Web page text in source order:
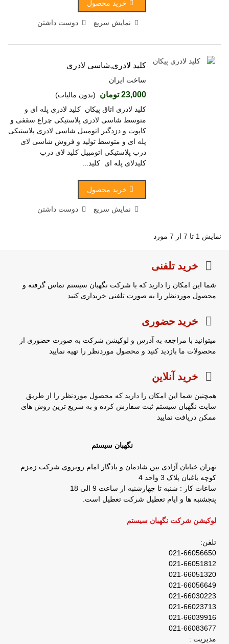
خرید محصول
نمایش سریع دوست داشتن
کلید لادری,شاسی لادری
ساخت ایران
23,000 تومان
(بدون مالیات)
کلید لادری اتاق پیکان کلید لادری پله ای و
متوسط شاسی لادری پلاستیکی چراغ سقفی و
کاپوت و دزدگیر اتومبیل شاسی لادری پلاستیکی
پله ای و متوسط تولید و فروش شاسی لای
درب پلاستیکی اتومبیل کلید لای درب
کلیدلای پله ای کلید...
خرید محصول
نمایش سریع دوست داشتن
نمایش 1 تا 7 از 7 مورد
خرید تلفنی
شما این امکان را دارید که با شرکت نگهبان سیستم تماس گرفته و
محصول موردنظر را به صورت تلفنی خریداری کنید
خرید حضوری
میتوانید با مراجعه به آدرس و لوکیشن شرکت به صورت حضوری از
محصولات ما بازدید کنید و محصول موردنظر را تهیه نمایید
خرید آنلاین
همچنین شما این امکان را دارید که محصول موردنظر را از طریق
سایت نگهبان سیستم ثبت سفارش کرده و به سریع ترین روش های
ممکن دریافت نمایید
نگهبان سیستم
تهران خیابان آزادی بین شادمان و یادگار امام روبروی شرکت زمزم
کوچه باغبان پلاک 3 واحد 4
ساعات کار : شنبه تا چهارشنبه از ساعت 9 الی 18
پنجشنبه ها و ایام تعطیل شرکت تعطیل است.
لوکیشن شرکت نگهبان سیستم
تلفن:
021-66056650
021-66051812
021-66051320
021-66056649
021-66030223
021-66023713
021-66039916
021-66083677
مدیریت :